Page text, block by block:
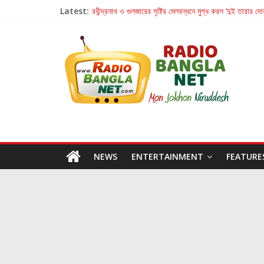
Latest: রবীন্দ্রনাথ ও গুলজারের সৃষ্টির মেলবন্ধনে মুগ্ধ করল ‘দুই তারার
Retribution: A Thought-Provoking Short
হাওয়া বদলের টলিউডে ‘তুমি এলে তাই’
NEWS ENTERTAINMENT